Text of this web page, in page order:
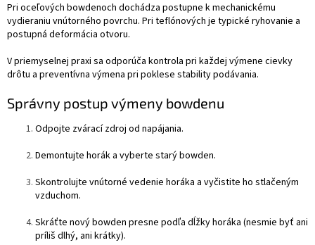
Pri oceľových bowdenoch dochádza postupne k mechanickému
vydieraniu vnútorného povrchu. Pri teflónových je typické ryhovanie a
postupná deformácia otvoru.
V priemyselnej praxi sa odporúča kontrola pri každej výmene cievky
drôtu a preventívna výmena pri poklese stability podávania.
Správny postup výmeny bowdenu
Odpojte zvárací zdroj od napájania.
Demontujte horák a vyberte starý bowden.
Skontrolujte vnútorné vedenie horáka a vyčistite ho stlačeným
vzduchom.
Skráťte nový bowden presne podľa dĺžky horáka (nesmie byť ani
príliš dlhý, ani krátky).